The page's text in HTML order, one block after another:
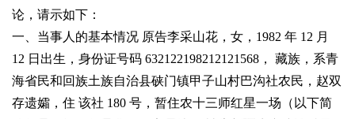
论，请示如下：
一、当事人的基本情况 原告李采山花，女， 1982 年 12 月
12 日出生，身份证号码 632122198212121568 ， 藏族，系青
海省民和回族土族自治县硖门镇甲子山村巴沟社农民，赵双
存遗孀，住 该社 180 号，暂住农十三师红星一场（以下简